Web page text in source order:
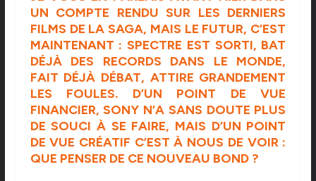
UN COMPTE RENDU SUR LES DERNIERS
FILMS DE LA SAGA, MAIS LE FUTUR, C’EST
MAINTENANT : SPECTRE EST SORTI, BAT
DÉJÀ DES RECORDS DANS LE MONDE,
FAIT DÉJÀ DÉBAT, ATTIRE GRANDEMENT
LES FOULES. D’UN POINT DE VUE
FINANCIER, SONY N’A SANS DOUTE PLUS
DE SOUCI À SE FAIRE, MAIS D’UN POINT
DE VUE CRÉATIF C’EST À NOUS DE VOIR :
QUE PENSER DE CE NOUVEAU BOND ?